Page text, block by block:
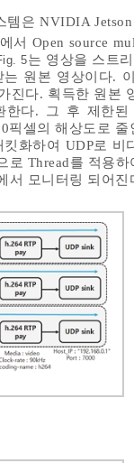
은 NVIDIA
서 Open source
5는 영상을 스트
는 원본 영상이다.
진다. 획득한 원
다. 그 후 제한
픽셀의 해상도로
화하여 UDP로
로 Thread를 적용
서 모니터링 되어진